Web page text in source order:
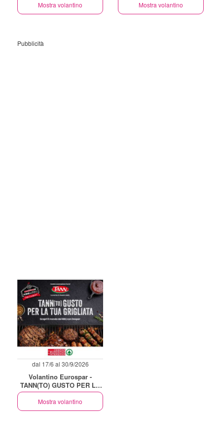
Mostra volantino Mostra volantino
Pubblicità
dal 17/6 al 30/9/2026
Volantino Eurospar -
TANN(TO) GUSTO PER LA
TUA GRIGLIATA
Mostra volantino